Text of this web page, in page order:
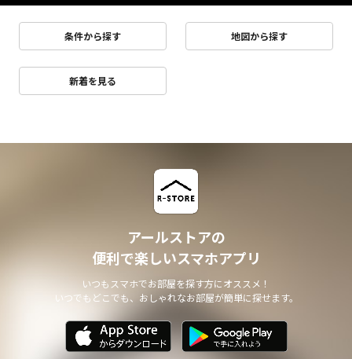
条件から探す 地図から探す
新着を見る
アールストアの
便利で楽しいスマホアプリ
いつもスマホでお部屋を探す方にオススメ！
いつでもどこでも、おしゃれなお部屋が簡単に探せます。